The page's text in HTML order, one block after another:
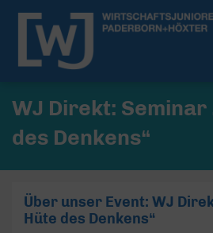
WJ Direkt: Seminar
des Denkens“
Über unser Event: WJ
Hüte des Denkens“